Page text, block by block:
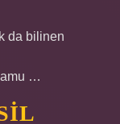
da bilinen
…